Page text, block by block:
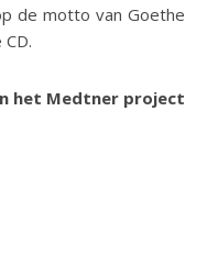
de motto van Goethe
het Medtner project